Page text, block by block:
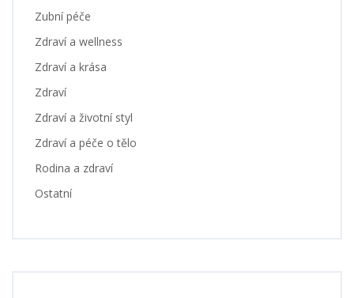
Zubní péče
Zdraví a wellness
Zdraví a krása
Zdraví
Zdraví a životní styl
Zdraví a péče o tělo
Rodina a zdraví
Ostatní